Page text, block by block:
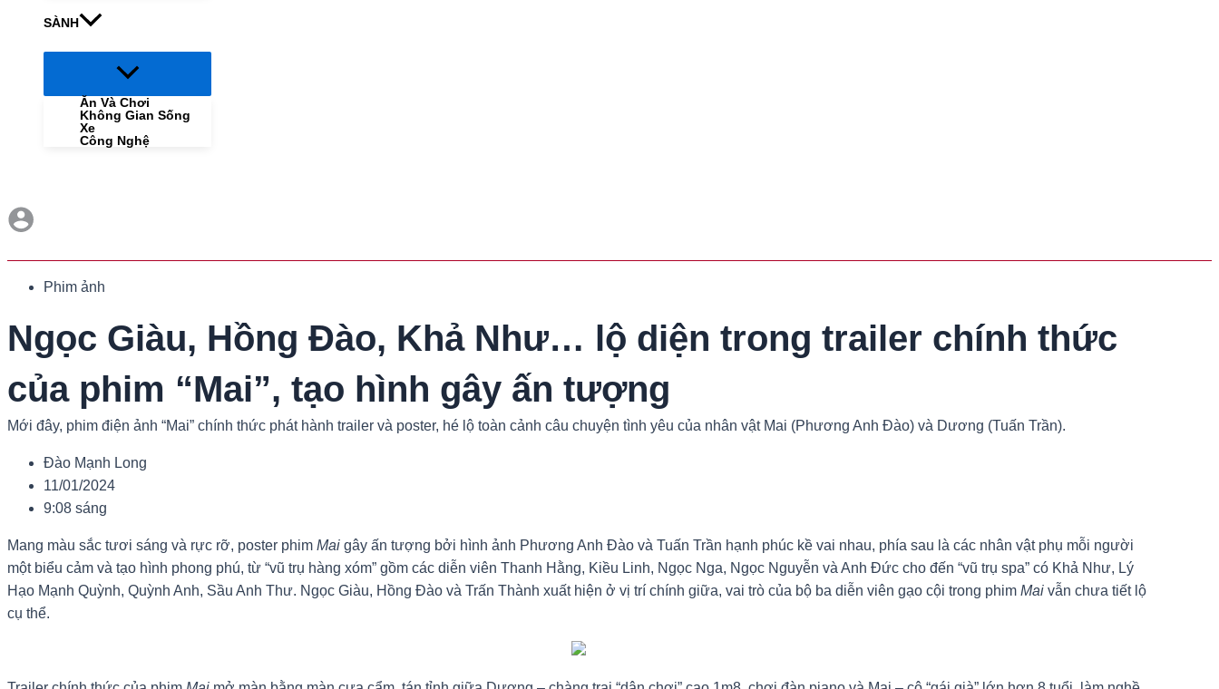
SÀNH
Menu
Ăn Và Chơi
Không Gian Sống
Xe
Công Nghệ
Phim ảnh
Ngọc Giàu, Hồng Đào, Khả Như… lộ diện trong trailer chính thức
của phim “Mai”, tạo hình gây ấn tượng
Mới đây, phim điện ảnh “Mai” chính thức phát hành trailer và poster, hé lộ toàn cảnh câu chuyện tình yêu của nhân vật Mai (Phương Anh Đào) và Dương (Tuấn Trần).
Đào Mạnh Long
11/01/2024
9:08 sáng
Mang màu sắc tươi sáng và rực rỡ, poster phim Mai gây ấn tượng bởi hình ảnh Phương Anh Đào và Tuấn Trần hạnh phúc kề vai nhau, phía sau là các nhân vật phụ mỗi người
một biểu cảm và tạo hình phong phú, từ “vũ trụ hàng xóm” gồm các diễn viên Thanh Hằng, Kiều Linh, Ngọc Nga, Ngọc Nguyễn và Anh Đức cho đến “vũ trụ spa” có Khả Như, Lý
Hạo Mạnh Quỳnh, Quỳnh Anh, Sầu Anh Thư. Ngọc Giàu, Hồng Đào và Trấn Thành xuất hiện ở vị trí chính giữa, vai trò của bộ ba diễn viên gạo cội trong phim Mai vẫn chưa tiết lộ
cụ thể.